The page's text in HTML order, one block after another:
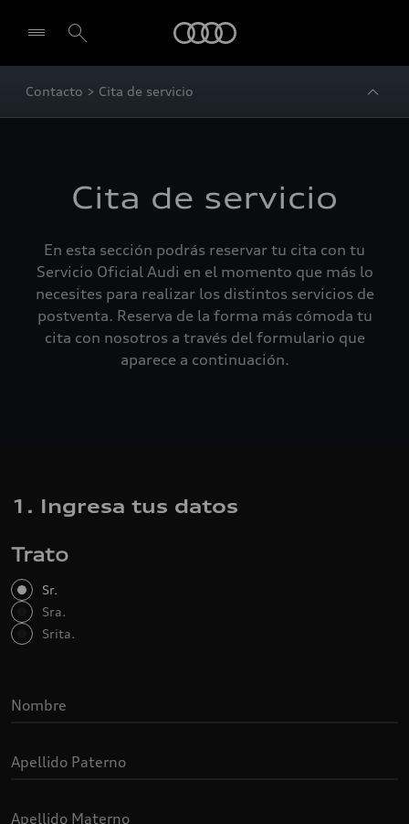
Contacto > Cita de servicio
Cita de servicio
En esta sección podrás reservar tu cita con tu
Servicio Oficial Audi en el momento que más lo
necesites para realizar los distintos servicios de
postventa. Reserva de la forma más cómoda tu
cita con nosotros a través del formulario que
aparece a continuación.